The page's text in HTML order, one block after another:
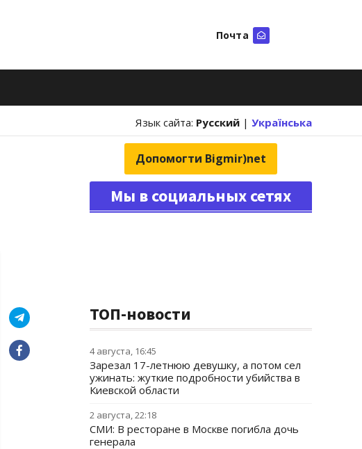
Почта
Язык сайта: Русский | Українська
Допомогти Bigmir)net
Мы в социальных сетях
ТОП-новости
4 августа, 16:45
Зарезал 17-летнюю девушку, а потом сел
ужинать: жуткие подробности убийства в
Киевской области
2 августа, 22:18
СМИ: В ресторане в Москве погибла дочь
генерала